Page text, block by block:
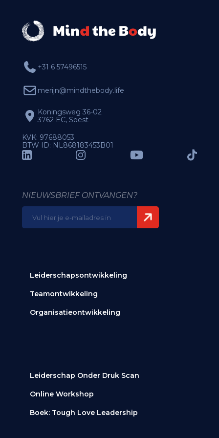
+31 6 57496515
merijn@mindthebody.life
Koningsweg 36-02
3762 EC, Soest
KVK: 97688053
BTW ID: NL868183453B01
Leiderschapsontwikkeling
Teamontwikkeling
Organisatieontwikkeling
Leiderschap Onder Druk Scan
Online Workshop
Boek: Tough Love Leadership
NIEUWSBRIEF ONTVANGEN?
mailadres(Vereist)